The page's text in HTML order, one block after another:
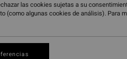
las cookies sujetas a su
(como algunas cookies de análisis). Para